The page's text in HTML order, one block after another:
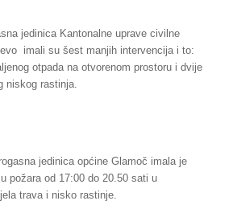
jedinica Kantonalne uprave civilne
imali su šest manjih intervencija i to:
otpada na otvorenom prostoru i dvije
niskog rastinja.
jedinica općine Glamoč imala je
požara od 17:00 do 20.50 sati u
trava i nisko rastinje.